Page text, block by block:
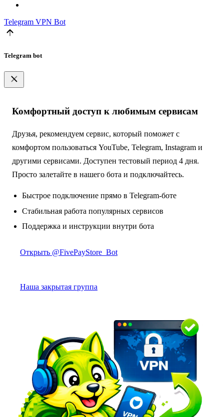
Telegram VPN Bot
Telegram bot
Комфортный доступ к любимым сервисам
Друзья, рекомендуем сервис, который поможет с
комфортом пользоваться YouTube, Telegram, Instagram и
другими сервисами. Доступен тестовый период 4 дня.
Просто залетайте в нашего бота и подключайтесь.
Быстрое подключение прямо в Telegram-боте
Стабильная работа популярных сервисов
Поддержка и инструкции внутри бота
Открыть @FivePayStore_Bot
Наша закрытая группа